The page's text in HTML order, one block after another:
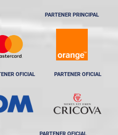
PARTENER PRINCIPAL
OFICIAL PARTENER OFICIAL